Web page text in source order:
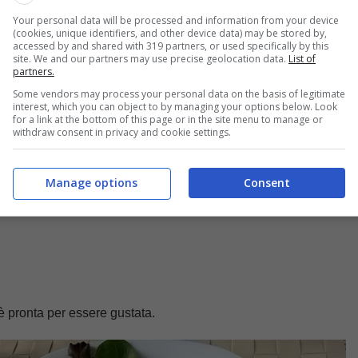
di vitellocon sale epepe e cuocetele in padella con un
le parti, cuocendole a piacere. Una volta raggiunto il
con abbondante salsa e servitele ai vostri ospiti.
pronta per essere gustata.
Your personal data will be processed and information from your device
(cookies, unique identifiers, and other device data) may be stored by,
accessed by and shared with 319 partners, or used specifically by this
site. We and our partners may use precise geolocation data. List of
partners.
Some vendors may process your personal data on the basis of legitimate
interest, which you can object to by managing your options below. Look
for a link at the bottom of this page or in the site menu to manage or
withdraw consent in privacy and cookie settings.
Consent
Manage options